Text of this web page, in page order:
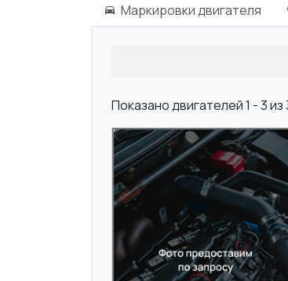
Маркировки двигателя
Показано двигателей 1 - 3 из